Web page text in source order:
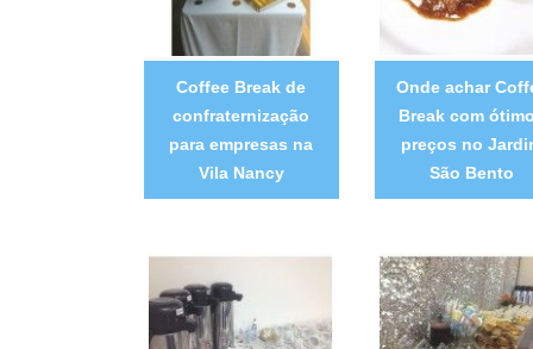
Coffee Break de
confraternização
para empresas na
Vila Nancy
Onde achar
Break com
preços no
São Bento